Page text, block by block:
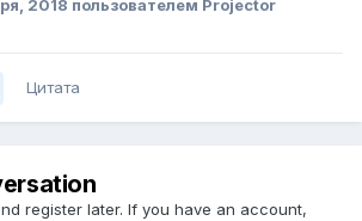
2018 пользователем Projector
Цитата
register later. If you have an account,